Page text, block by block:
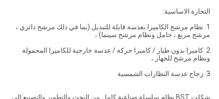
التجارة الاساسية:
1. نظام مرشح الكاميرا بعدسة قابلة للتبديل (بما في ذلك مرشح دائري ،
مرشح مربع ، حامل ونظام مرشح سينما) ،
2. كاميرا بدون طيار / كاميرا حركة / عدسة خارجية للكاميرا المحمولة
ونظام مرشح للجهاز ،
3. زجاج عدسة النظارات الشمسية
شكلت BST نظام سلسلة صناعية كامل من البحث والتطوير والتصنيع إلى